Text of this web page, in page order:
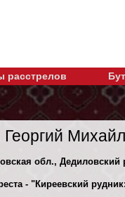
расстрелов
Георгий
обл., Дедиловский
- "Киреевский